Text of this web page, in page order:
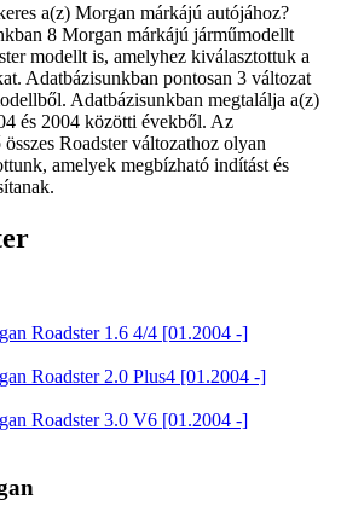
a(z) Morgan márkájú autójához?
8 Morgan márkájú járműmodellt
modellt is, amelyhez kiválasztottuk a
Adatbázisunkban pontosan 3 változat
Adatbázisunkban megtalálja a(z)
és 2004 közötti évekből. Az
Roadster változathoz olyan
amelyek megbízható indítást és
Roadster 1.6 4/4 [01.2004 -]
Roadster 2.0 Plus4 [01.2004 -]
Roadster 3.0 V6 [01.2004 -]